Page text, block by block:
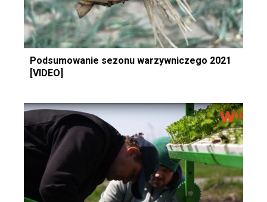
Podsumowanie sezonu warzywniczego 2021
[VIDEO]